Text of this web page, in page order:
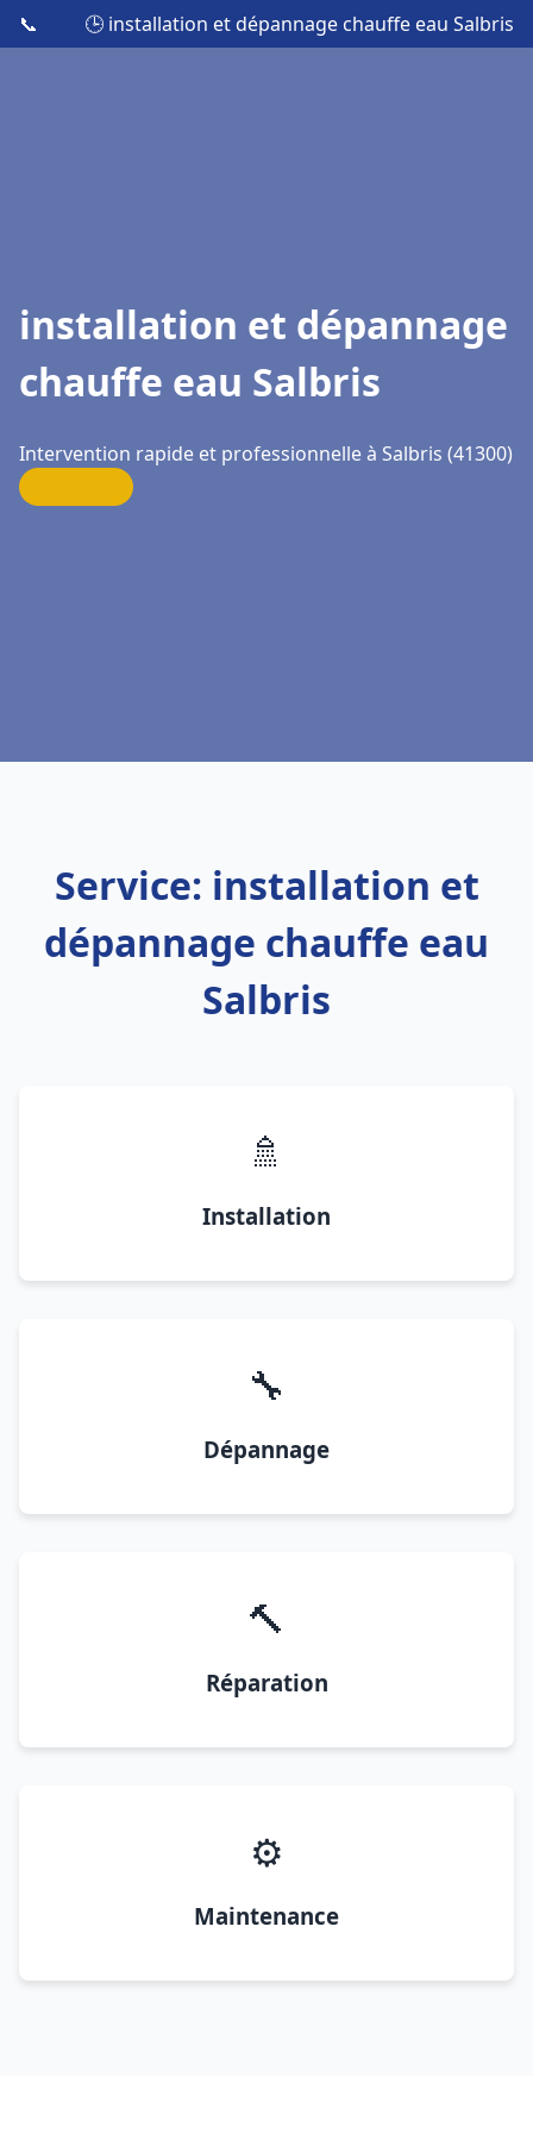
📞 🕒 installation et dépannage chauffe eau Salbris
installation et dépannage
chauffe eau Salbris
Intervention rapide et professionnelle à Salbris (41300)
Service: installation et
dépannage chauffe eau
Salbris
🚿
Installation
🔧
Dépannage
🔨
Réparation
⚙️
Maintenance